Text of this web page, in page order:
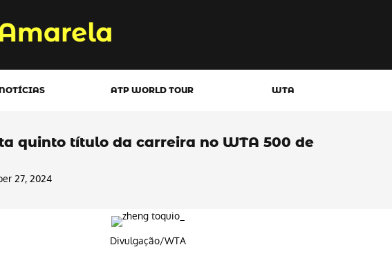
NOTÍCIAS ATP WORLD TOUR WTA
quinto título da carreira no WTA 500 de
27, 2024
Divulgação/WTA